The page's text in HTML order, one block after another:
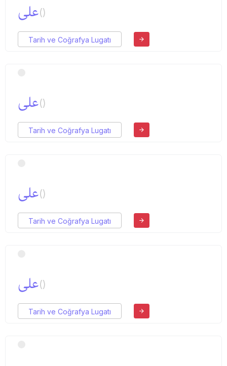
علی()
Tarih ve Coğrafya Lugatı
علی()
Tarih ve Coğrafya Lugatı
علی()
Tarih ve Coğrafya Lugatı
علی()
Tarih ve Coğrafya Lugatı